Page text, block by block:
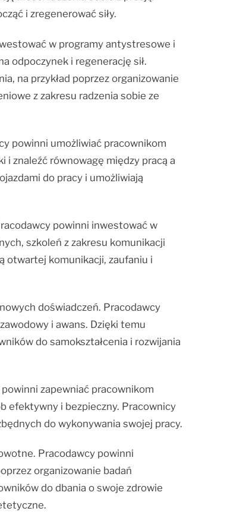
i zregenerować siły.
w programy antystresowe i
odpoczynek i regenerację sił.
na przykład poprzez organizowanie
z zakresu radzenia sobie ze
powinni umożliwiać pracownikom
znaleźć równowagę między pracą a
do pracy i umożliwiają
powinni inwestować w
szkoleń z zakresu komunikacji
otwartej komunikacji, zaufaniu i
doświadczeń. Pracodawcy
i awans. Dzięki temu
do samokształcenia i rozwijania
zapewniać pracownikom
efektywny i bezpieczny. Pracownicy
do wykonywania swojej pracy.
Pracodawcy powinni
organizowanie badań
do dbania o swoje zdrowie